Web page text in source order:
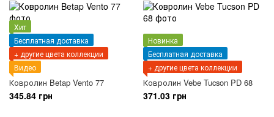
Хит
Бесплатная доставка
+ другие цвета коллекции
Видео
Ковролин Betap Vento 77
345.84 грн
Новинка
Бесплатная доставка
+ другие цвета коллекции
Ковролин Vebe Tucson PD 68
371.03 грн